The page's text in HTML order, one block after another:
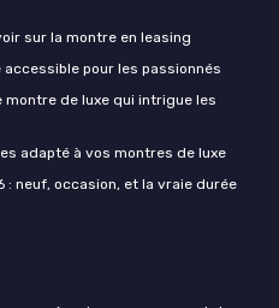
sur la montre en leasing
pour les passionnés
montre de luxe qui intrigue les
adapté à vos montres de luxe
: neuf, occasion, et la vraie durée